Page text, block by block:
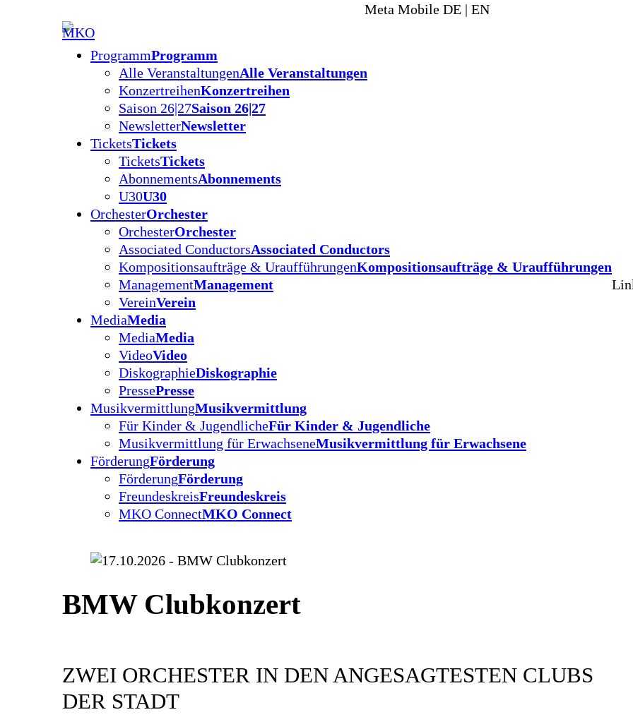
Meta Mobile DE | EN
ProgrammProgramm
Alle VeranstaltungenAlle Veranstaltungen
KonzertreihenKonzertreihen
Saison 26|27Saison 26|27
NewsletterNewsletter
TicketsTickets
TicketsTickets
AbonnementsAbonnements
U30U30
OrchesterOrchester
OrchesterOrchester
Associated ConductorsAssociated Conductors
Kompositionsaufträge & UraufführungenKompositionsaufträge & Uraufführungen
ManagementManagement
VereinVerein
MediaMedia
MediaMedia
VideoVideo
DiskographieDiskographie
PressePresse
MusikvermittlungMusikvermittlung
Für Kinder & JugendlicheFür Kinder & Jugendliche
Musikvermittlung für ErwachseneMusikvermittlung für Erwachsene
FörderungFörderung
FörderungFörderung
FreundeskreisFreundeskreis
MKO ConnectMKO Connect
BMW Clubkonzert
ZWEI ORCHESTER IN DEN ANGESAGTESTEN CLUBS
DER STADT